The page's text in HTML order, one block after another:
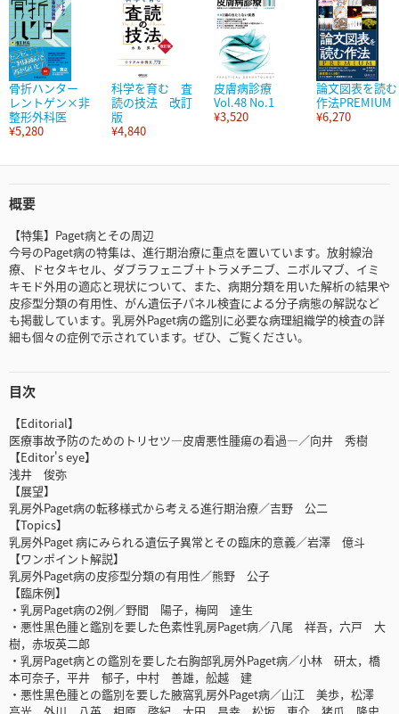
骨折ハンター
レントゲン×非
整形外科医
¥5,280
科学を育む 査
読の技法 改訂
版
¥4,840
皮膚病診療
Vol.48 No.1
¥3,520
論文図表を読む
作法PREMIUM
¥6,270
概要
【特集】Paget病とその周辺
今号のPaget病の特集は、進行期治療に重点を置いています。放射線治
療、ドセタキセル、ダブラフェニブ＋トラメチニブ、ニボルマブ、イミ
キモド外用の適応と現状について、また、病期分類を用いた解析の結果や
皮疹型分類の有用性、がん遺伝子パネル検査による分子病態の解説など
も掲載しています。乳房外Paget病の鑑別に必要な病理組織学的検査の詳
細も個々の症例で示されています。ぜひ、ご覧ください。
目次
【Editorial】
医療事故予防のためのトリセツ―皮膚悪性腫瘍の看過―／向井 秀樹
【Editor's eye】
浅井 俊弥
【展望】
乳房外Paget病の転移様式から考える進行期治療／吉野 公二
【Topics】
乳房外Paget 病にみられる遺伝子異常とその臨床的意義／岩澤 億斗
【ワンポイント解説】
乳房外Paget病の皮疹型分類の有用性／熊野 公子
【臨床例】
・乳房Paget病の2例／野間 陽子，梅岡 達生
・悪性黒色腫と鑑別を要した色素性乳房Paget病／八尾 祥吾，六戸 大
樹，赤坂英二郎
・乳房Paget病との鑑別を要した右胸部乳房外Paget病／小林 研太，橋
本可奈子，平井 郁子，中村 善雄，舩越 建
・悪性黒色腫との鑑別を要した腋窩乳房外Paget病／山江 美歩，松澤